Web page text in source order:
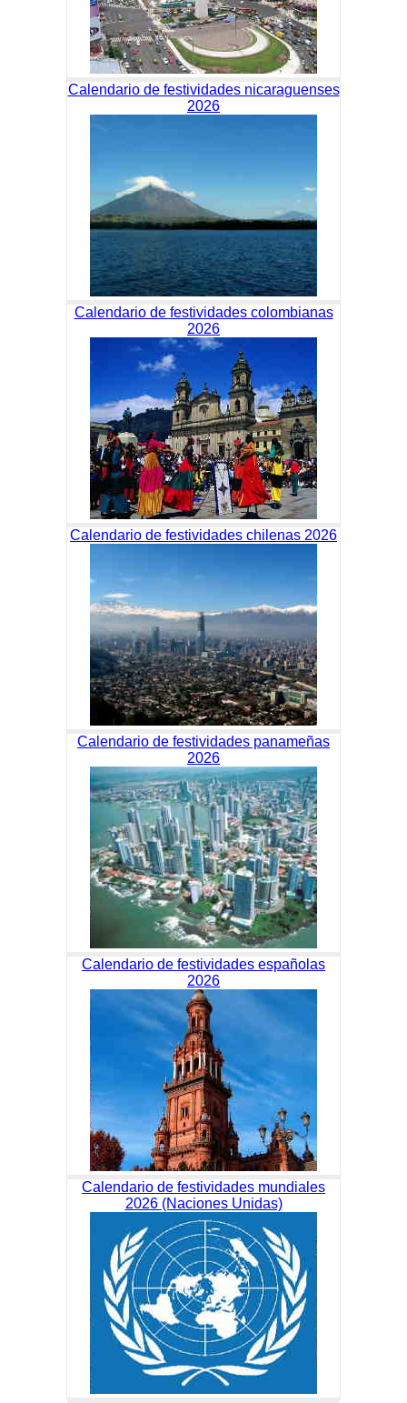
Calendario de festividades nicaraguenses
2026
Calendario de festividades colombianas
2026
Calendario de festividades chilenas 2026
Calendario de festividades panameñas
2026
Calendario de festividades españolas
2026
Calendario de festividades mundiales
2026 (Naciones Unidas)